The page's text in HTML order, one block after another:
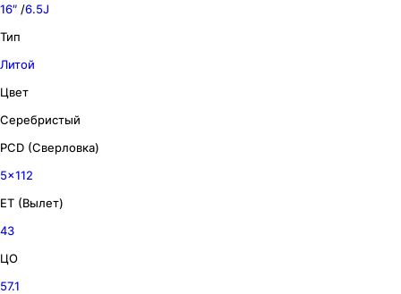
16″ /6.5J
Тип
Литой
Цвет
Серебристый
PCD (Сверловка)
5x112
ET (Вылет)
43
ЦО
57.1